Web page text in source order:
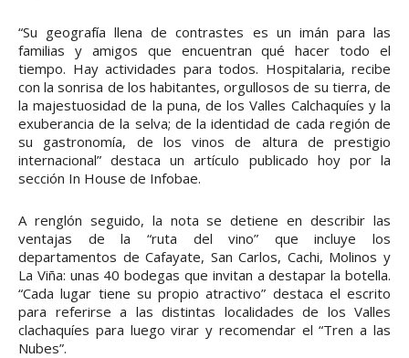
“Su geografía llena de contrastes es un imán para las
familias y amigos que encuentran qué hacer todo el
tiempo. Hay actividades para todos. Hospitalaria, recibe
con la sonrisa de los habitantes, orgullosos de su tierra, de
la majestuosidad de la puna, de los Valles Calchaquíes y la
exuberancia de la selva; de la identidad de cada región de
su gastronomía, de los vinos de altura de prestigio
internacional” destaca un artículo publicado hoy por la
sección In House de Infobae.
A renglón seguido, la nota se detiene en describir las
ventajas de la “ruta del vino” que incluye los
departamentos de Cafayate, San Carlos, Cachi, Molinos y
La Viña: unas 40 bodegas que invitan a destapar la botella.
“Cada lugar tiene su propio atractivo” destaca el escrito
para referirse a las distintas localidades de los Valles
clachaquíes para luego virar y recomendar el “Tren a las
Nubes”.